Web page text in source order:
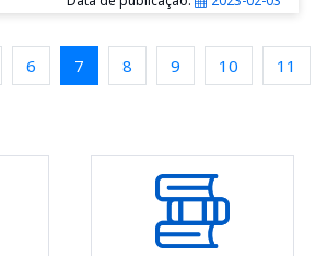
6 7 8 9 10 11